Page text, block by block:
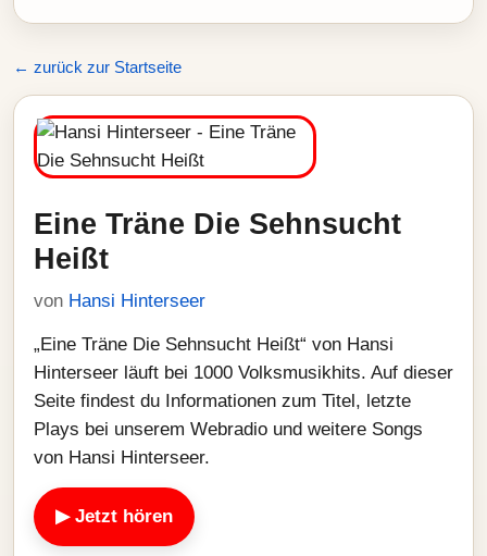
← zurück zur Startseite
Eine Träne Die Sehnsucht
Heißt
von Hansi Hinterseer
„Eine Träne Die Sehnsucht Heißt“ von Hansi
Hinterseer läuft bei 1000 Volksmusikhits. Auf dieser
Seite findest du Informationen zum Titel, letzte
Plays bei unserem Webradio und weitere Songs
von Hansi Hinterseer.
▶ Jetzt hören